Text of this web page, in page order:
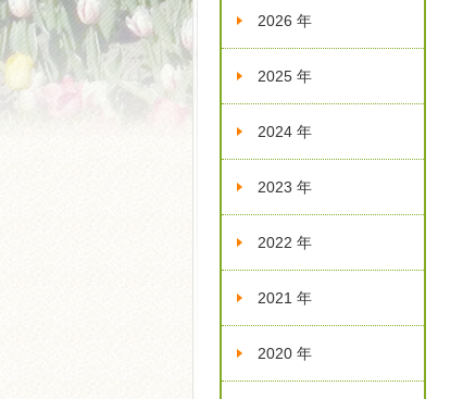
2026 年
2025 年
2024 年
2023 年
2022 年
2021 年
2020 年